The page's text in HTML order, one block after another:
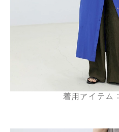
着用アイテム：